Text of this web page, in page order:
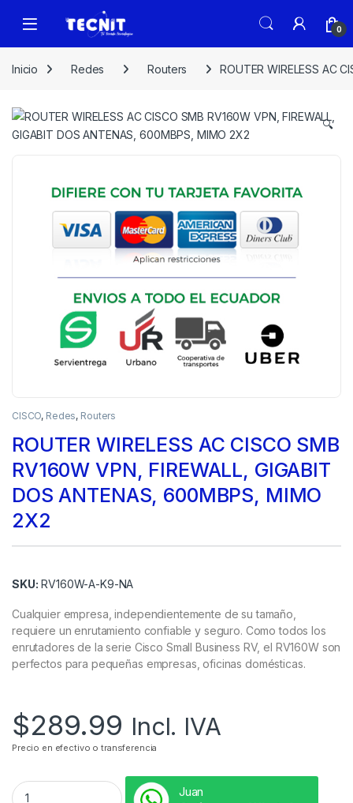
0
Inicio Redes Routers ROUTER WIRELESS AC
🔍
CISCO, Redes, Routers
ROUTER WIRELESS AC CISCO SMB
RV160W VPN, FIREWALL, GIGABIT
DOS ANTENAS, 600MBPS, MIMO
2X2
SKU: RV160W-A-K9-NA
Cualquier empresa, independientemente de su tamaño,
requiere un enrutamiento confiable y seguro. Como todos los
enrutadores de la serie Cisco Small Business RV, el RV160W son
perfectos para pequeñas empresas, oficinas domésticas.
$289.99 Incl. IVA
Precio en efectivo o transferencia
Juan